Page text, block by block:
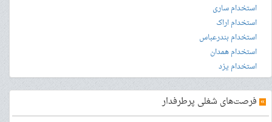
استخدام ساری
استخدام اراک
استخدام بندرعباس
استخدام همدان
استخدام یزد
» فرصت‌های شغلی پرطرفدار